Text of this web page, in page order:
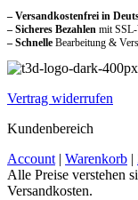
– Versandkostenfrei in
– Sicheres Bezahlen mit
– Schnelle Bearbeitung &
Vertrag widerrufen
Kundenbereich
Account | Warenkorb |
Alle Preise verstehen
Versandkosten.